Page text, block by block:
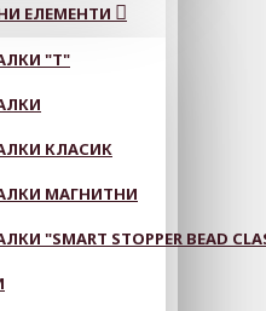
ЕЛЕМЕНТИ
"Т"
КЛАСИК
МАГНИТНИ
"SMART STOPPER BEAD